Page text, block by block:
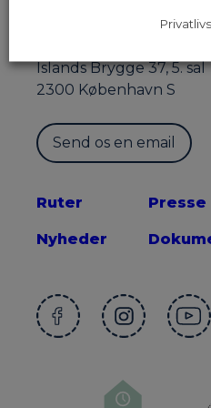
Islands Brygge 37, 5. sal
2300 København S
Send os en email
Ruter
Nyheder
Presse